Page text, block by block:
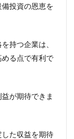
投資の恩恵を
持つ企業は、
る点で有利で
が期待できま
た収益を期待